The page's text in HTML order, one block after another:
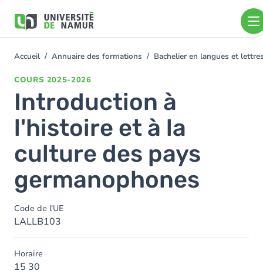
contenu
You
Accueil Annuaire des formations Bachelier en langues et
COURS 2025-2026
Introduction à
l'histoire et à la
culture des pays
germanophones
Code de l'UE
LALLB103
Horaire
15 30